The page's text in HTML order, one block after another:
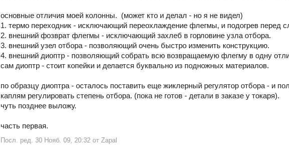
основные отличия моей колонны. (может кто и делал - но я не видел)
1. термо переходник - исключающий переохлаждение флегмы, и подогрев перед
2. внешний фозврат флегмы - исключающий захлеб в горловине узла отбора.
3. внешний узел отбора - позволяющий очень быстро изменить конструкцию.
4. внешний диоптр - позволяющий собрать всю возвращаемую флегму в одну
сам диоптр - стоит копейки и делается буквально из подножных материалов.
по образцу диоптра - осталось поставить еще жиклерный регулятор отбора - и
каплям регулировать степень отбора. (пока не готов - детали в заказе у токаря).
чуть позднее выложу.
часть первая.
Посл. ред. 30 Нояб. 09, 20:32 от Zapal